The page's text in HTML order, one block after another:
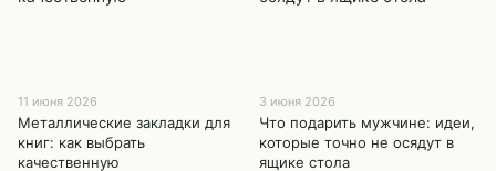
11 июня 2026
Металлические закладки для
книг: как выбрать
качественную
3 июня 2026
Что подарить мужчине: идеи,
которые точно не осядут в
ящике стола